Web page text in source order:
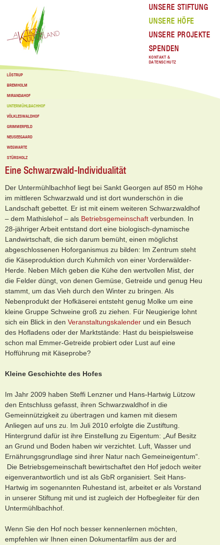
UNSERE STIFTUNG
UNSERE HÖFE
UNSERE PROJEKTE
SPENDEN
KONTAKT &
DATENSCHUTZ
LÖSTRUP
BREMHOLM
MIRANDAHOF
UNTERMÜHLBACHHOF
VÖLKLESWALDHOF
GRIMMERFELD
NEUSEEGAARD
WEGWARTE
STÜRSHOLZ
Eine Schwarzwald-Individualität
Der Untermühlbachhof liegt bei Sankt Georgen auf 850 m Höhe
im mittleren Schwarzwald und ist dort wunderschön in die
Landschaft gebettet. Er ist mit einem weiteren Schwarzwaldhof
– dem Mathislehof – als Betriebsgemeinschaft verbunden. In
28-jähriger Arbeit entstand dort eine biologisch-dynamische
Landwirtschaft, die sich darum bemüht, einen möglichst
abgeschlossenen Hoforganismus zu bilden: Im Zentrum steht
die Käseproduktion durch Kuhmilch von einer Vorderwälder-
Herde. Neben Milch geben die Kühe den wertvollen Mist, der
die Felder düngt, von denen Gemüse, Getreide und genug Heu
stammt, um das Vieh durch den Winter zu bringen. Als
Nebenprodukt der Hofkäserei entsteht genug Molke um eine
kleine Gruppe Schweine groß zu ziehen. Für Neugierige lohnt
sich ein Blick in den Veranstaltungskalender und ein Besuch
des Hofladens oder der Marktstände: Hast du beispielsweise
schon mal Emmer-Getreide probiert oder Lust auf eine
Hofführung mit Käseprobe?
Kleine Geschichte des Hofes
Im Jahr 2009 haben Steffi Lenzner und Hans-Hartwig Lützow
den Entschluss gefasst, ihren Schwarzwaldhof in die
Gemeinnützigkeit zu übertragen und kamen mit diesem
Anliegen auf uns zu. Im Juli 2010 erfolgte die Zustiftung.
Hintergrund dafür ist ihre Einstellung zu Eigentum: „Auf Besitz
an Grund und Boden haben wir verzichtet. Luft, Wasser und
Ernährungsgrundlage sind ihrer Natur nach Gemeineigentum“.
Die Betriebsgemeinschaft bewirtschaftet den Hof jedoch weiter
eigenverantwortlich und ist als GbR organisiert. Seit Hans-
Hartwig im sogenannten Ruhestand ist, arbeitet er als Vorstand
in unserer Stiftung mit und ist zugleich der Hofbegleiter für den
Untermühlbachhof.
Wenn Sie den Hof noch besser kennenlernen möchten,
empfehlen wir Ihnen einen Dokumentarfilm aus der ard